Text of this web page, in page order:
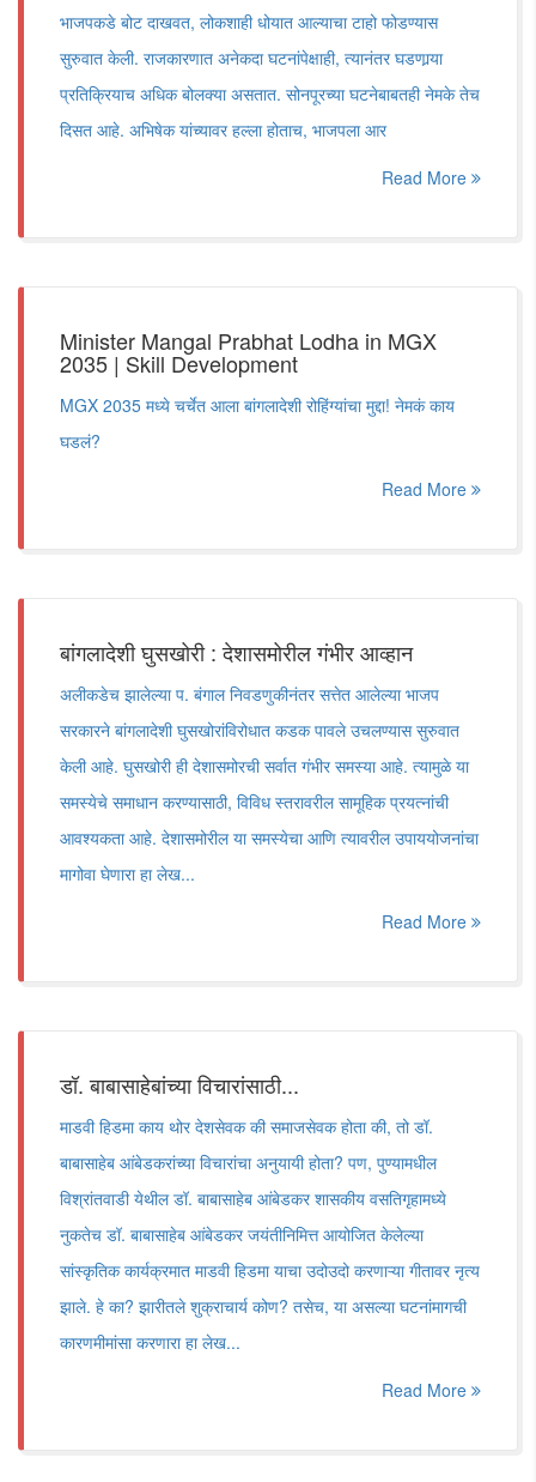
भाजपकडे बोट दाखवत, लोकशाही धोयात आल्याचा टाहो फोडण्यास
सुरुवात केली. राजकारणात अनेकदा घटनांपेक्षाही, त्यानंतर घडणार्‍या
प्रतिक्रियाच अधिक बोलक्या असतात. सोनपूरच्या घटनेबाबतही नेमके तेच
दिसत आहे. अभिषेक यांच्यावर हल्ला होताच, भाजपला आर
Read More
Minister Mangal Prabhat Lodha in MGX
2035 | Skill Development
MGX 2035 मध्ये चर्चेत आला बांगलादेशी रोहिंग्यांचा मुद्दा! नेमकं काय
घडलं?
Read More
बांगलादेशी घुसखोरी : देशासमोरील गंभीर आव्हान
अलीकडेच झालेल्या प. बंगाल निवडणुकीनंतर सत्तेत आलेल्या भाजप
सरकारने बांगलादेशी घुसखोरांविरोधात कडक पावले उचलण्यास सुरुवात
केली आहे. घुसखोरी ही देशासमोरची सर्वात गंभीर समस्या आहे. त्यामुळे या
समस्येचे समाधान करण्यासाठी, विविध स्तरावरील सामूहिक प्रयत्नांची
आवश्यकता आहे. देशासमोरील या समस्येचा आणि त्यावरील उपाययोजनांचा
मागोवा घेणारा हा लेख...
Read More
डॉ. बाबासाहेबांच्या विचारांसाठी...
माडवी हिडमा काय थोर देशसेवक की समाजसेवक होता की, तो डॉ.
बाबासाहेब आंबेडकरांच्या विचारांचा अनुयायी होता? पण, पुण्यामधील
विश्रांतवाडी येथील डॉ. बाबासाहेब आंबेडकर शासकीय वसतिगृहामध्ये
नुकतेच डॉ. बाबासाहेब आंबेडकर जयंतीनिमित्त आयोजित केलेल्या
सांस्कृतिक कार्यक्रमात माडवी हिडमा याचा उदोउदो करणाऱ्या गीतावर नृत्य
झाले. हे का? झारीतले शुक्राचार्य कोण? तसेच, या असल्या घटनांमागची
कारणमीमांसा करणारा हा लेख...
Read More